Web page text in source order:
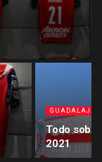
Todo
2021